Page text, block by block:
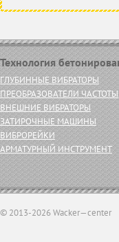
Технология
ГЛУБИННЫЕ ВИБРАТОРЫ
ПРЕОБРАЗОВАТЕЛИ ЧАСТОТЫ
ВНЕШНИЕ ВИБРАТОРЫ
ЗАТИРОЧНЫЕ МАШИНЫ
ВИБРОРЕЙКИ
АРМАТУРНЫЙ ИНСТРУМЕНТ
© 2013-2026 Wacker—center